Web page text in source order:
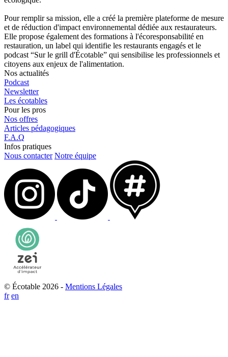
Pour remplir sa mission, elle a créé la première plateforme de mesure
et de réduction d'impact environnemental dédiée aux restaurateurs.
Elle propose également des formations à l'écoresponsabilité en
restauration, un label qui identifie les restaurants engagés et le
podcast “Sur le grill d'Écotable” qui sensibilise les professionnels et
citoyens aux enjeux de l'alimentation.
Nos actualités
Podcast
Newsletter
Les écotables
Pour les pros
Nos offres
Articles pédagogiques
F.A.Q
Infos pratiques
Nous contacter Notre équipe
© Écotable 2026 - Mentions Légales
fr en